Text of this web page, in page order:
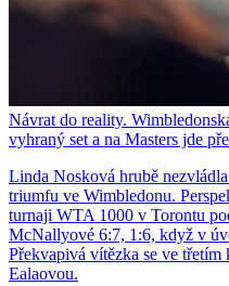
Návrat do reality.
vyhraný set a na Masters jde
Linda Nosková hrubě
triumfu ve Wimbledonu.
turnaji WTA 1000 v Torontu
McNallyové 6:7, 1:6, když v
Překvapivá vítězka se ve
Ealaovou.